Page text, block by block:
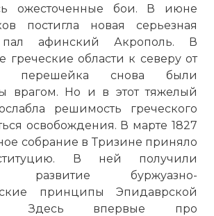
ожесточенные бои. В июне
постигла новая серьезная
пал афинский Акрополь. В
греческие области к северу от
перешейка снова были
врагом. Но и в этот тяжелый
решимость греческого
освобождения. В марте 1827
собрание в Тризине приняло
В ней получили
развитие буржуазно-
принципы Эпидаврской
Здесь впервые про
код:
статью:Греческая революция